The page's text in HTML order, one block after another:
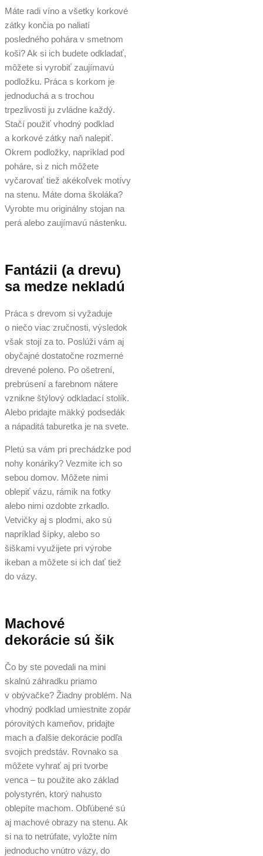
Máte radi víno a všetky korkové
zátky končia po naliatí
posledného pohára v smetnom
koši? Ak si ich budete odkladať,
môžete si vyrobiť zaujímavú
podložku. Práca s korkom je
jednoduchá a s trochou
trpezlivosti ju zvládne každý.
Stačí použiť vhodný podklad
a korkové zátky naň nalepiť.
Okrem podložky, napríklad pod
poháre, si z nich môžete
vyčarovať tiež akékoľvek motívy
na stenu. Máte doma školáka?
Vyrobte mu originálny stojan na
perá alebo zaujímavú nástenku.
Fantázii (a drevu)
sa medze nekladú
Práca s drevom si vyžaduje
o niečo viac zručnosti, výsledok
však stojí za to. Poslúži vám aj
obyčajné dostatočne rozmerné
drevené poleno. Po ošetrení,
prebrúsení a farebnom nátere
vznikne štýlový odkladací stolík.
Alebo pridajte mäkký podsedák
a nápaditá taburetka je na svete.
Pletú sa vám pri prechádzke pod
nohy konáriky? Vezmite ich so
sebou domov. Môžete nimi
oblepiť vázu, rámik na fotky
alebo nimi ozdobte zrkadlo.
Vetvičky aj s plodmi, ako sú
napríklad šípky, alebo so
šiškami využijete pri výrobe
ikeban a môžete si ich dať tiež
do vázy.
Machové
dekorácie sú šik
Čo by ste povedali na mini
skalnú záhradku priamo
v obývačke? Žiadny problém. Na
vhodný podklad umiestnite zopár
pórovitých kameňov, pridajte
mach a ďalšie dekorácie podľa
svojich predstáv. Rovnako sa
môžete vyhrať aj pri tvorbe
venca – tu použite ako základ
polystyrén, ktorý nahusto
oblepíte machom. Obľúbené sú
aj machové obrazy na stenu. Ak
si na to netrúfate, vyložte ním
jednoducho vnútro vázy, do